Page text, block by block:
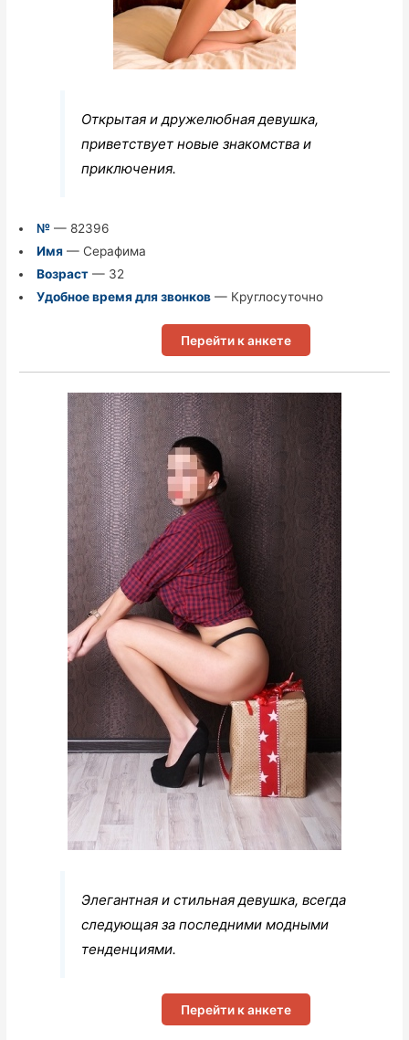
Открытая и дружелюбная девушка,
приветствует новые знакомства и
приключения.
№— 82396
Имя— Серафима
Возраст— 32
Удобное время для звонков— Круглосуточно
Перейти к анкете
Элегантная и стильная девушка, всегда
следующая за последними модными
тенденциями.
Перейти к анкете